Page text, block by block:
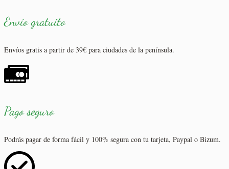
Envío gratuito
Envíos gratis a partir de 39€ para ciudades de la península.
Pago seguro
Podrás pagar de forma fácil y 100% segura con tu tarjeta, Paypal o Bizum.